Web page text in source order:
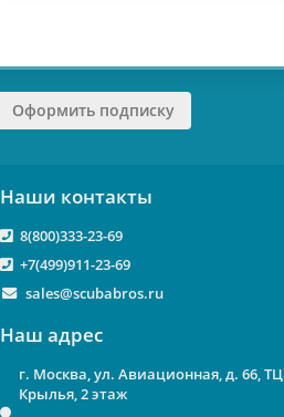
Оформить подписку
Наши контакты
8(800)333-23-69
+7(499)911-23-69
sales@scubabros.ru
Наш адрес
г. Москва, ул. Авиационная, д. 66, ТЦ
Крылья, 2 этаж